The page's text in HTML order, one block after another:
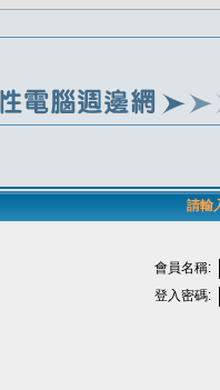
請輸
會員名稱:
登入密碼: